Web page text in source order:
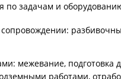
по задачам и
межевание, подготовка
работами,